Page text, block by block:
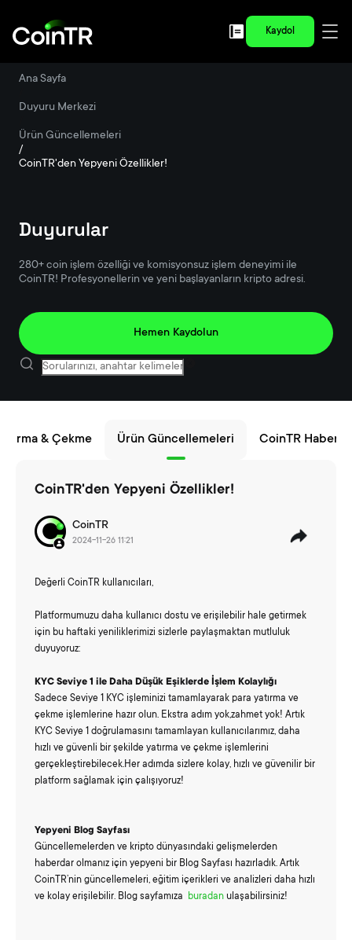
Kaydol
Ana Sayfa
Duyuru Merkezi
Ürün Güncellemeleri
/
CoinTR'den Yepyeni Özellikler!
Duyurular
280+ coin işlem özelliği ve komisyonsuz işlem deneyimi ile
CoinTR! Profesyonellerin ve yeni başlayanların kripto adresi.
Hemen Kaydolun
& Çekme Ürün Güncellemeleri CoinTR
CoinTR'den Yepyeni Özellikler!
CoinTR
2024-11-26 11:21
Değerli CoinTR kullanıcıları,
Platformumuzu daha kullanıcı dostu ve erişilebilir hale getirmek
için bu haftaki yeniliklerimizi sizlerle paylaşmaktan mutluluk
duyuyoruz:
KYC Seviye 1 ile Daha Düşük Eşiklerde İşlem Kolaylığı
Sadece Seviye 1 KYC işleminizi tamamlayarak para yatırma ve
çekme işlemlerine hazır olun. Ekstra adım yok,zahmet yok! Artık
KYC Seviye 1 doğrulamasını tamamlayan kullanıcılarımız, daha
hızlı ve güvenli bir şekilde yatırma ve çekme işlemlerini
gerçekleştirebilecek.Her adımda sizlere kolay, hızlı ve güvenilir bir
platform sağlamak için çalışıyoruz!
Yepyeni Blog Sayfası
Güncellemelerden ve kripto dünyasındaki gelişmelerden
haberdar olmanız için yepyeni bir Blog Sayfası hazırladık. Artık
CoinTR’nin güncellemeleri, eğitim içerikleri ve analizleri daha hızlı
ve kolay erişilebilir. Blog sayfamıza buradan ulaşabilirsiniz!